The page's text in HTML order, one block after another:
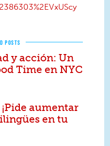
POSTS
y acción: Un
Time en NYC
aumentar
en tu